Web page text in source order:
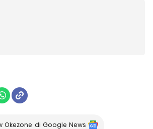
Okezone di Google News